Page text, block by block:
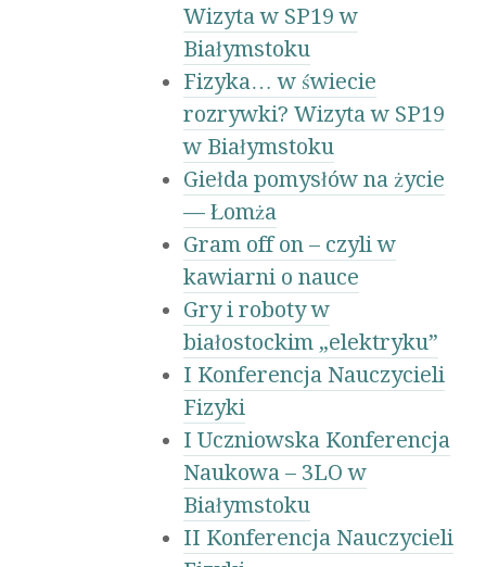
Wizyta w SP19 w
Białymstoku
Fizyka… w świecie
rozrywki? Wizyta w SP19
w Białymstoku
Giełda pomysłów na życie
— Łomża
Gram off on – czyli w
kawiarni o nauce
Gry i roboty w
białostockim „elektryku”
I Konferencja Nauczycieli
Fizyki
I Uczniowska Konferencja
Naukowa – 3LO w
Białymstoku
II Konferencja Nauczycieli